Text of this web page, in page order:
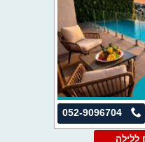
052-9096704
מ6250 ₪ ללילה